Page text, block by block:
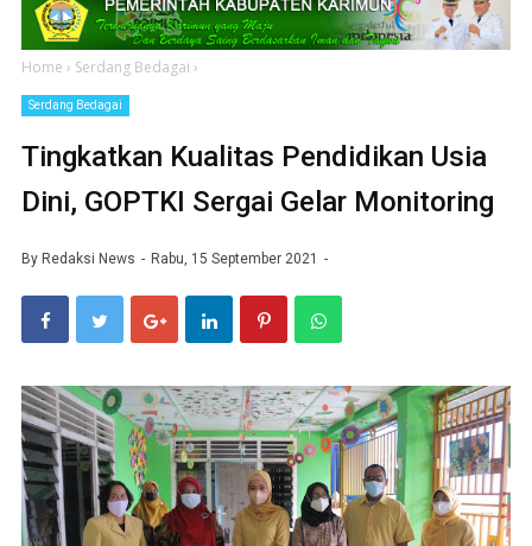
Home › Serdang Bedagai ›
Serdang Bedagai
Tingkatkan Kualitas Pendidikan Usia
Dini, GOPTKI Sergai Gelar Monitoring
By Redaksi News Rabu, 15 September 2021